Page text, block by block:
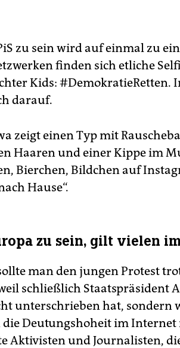
zu sein wird auf einmal zu
finden sich etliche
Kids: #DemokratieRetten.
darauf.
zeigt einen Typ mit
Haaren und einer Kippe im
Bierchen, Bildchen auf
Hause“.
zu sein, gilt vielen
man den jungen Protest
schließlich Staatspräsident
unterschrieben hat, sondern
Deutungshoheit im Internet
Aktivisten und Journalisten,